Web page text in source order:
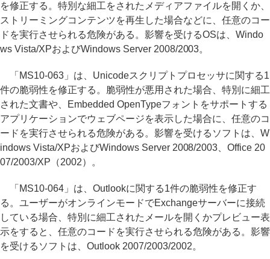
を修正する。特別な細工をされたメディアファイルを開くか、
ストリーミングコンテンツを再生した場合などに、任意のコー
ドを実行させられる危険がある。影響を受けるOSは、Windo
ws Vista/XPおよびWindows Server 2008/2003。
「MS10-063」は、Unicodeスクリプトプロセッサに関する1
件の脆弱性を修正する。脆弱性が悪用された場合、特別に細工
された文書や、Embedded OpenTypeフォントをサポートする
アプリケーションでウェブページを表示した場合に、任意のコ
ードを実行させられる危険がある。影響を受けるソフトは、W
indows Vista/XPおよびWindows Server 2008/2003、Office 20
07/2003/XP（2002）。
「MS10-064」は、Outlookに関する1件の脆弱性を修正す
る。ユーザーがオンラインモードでExchangeサーバーに接続
している場合、特別に細工されたメールを開くかプレビュー表
示をすると、任意のコードを実行させられる危険がある。影響
を受けるソフトは、Outlook 2007/2003/2002。